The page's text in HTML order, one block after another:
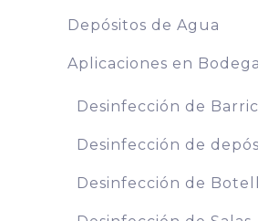
Depósitos de Agua
Aplicaciones en
Desinfección de
Desinfección de
Desinfección de